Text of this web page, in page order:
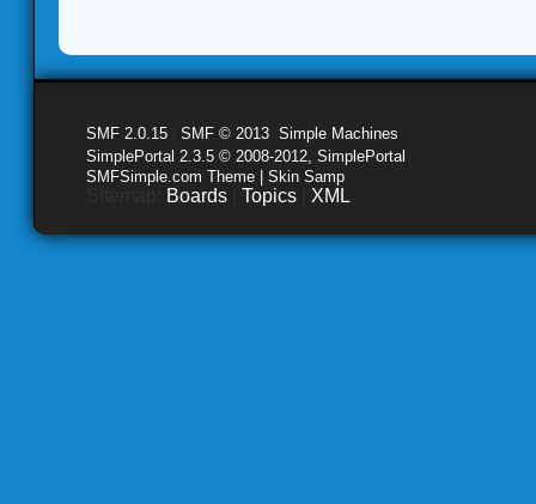
SMF 2.0.15 SMF © 2013 Simple Machines
SimplePortal 2.3.5 © 2008-2012, SimplePortal
SMFSimple.com Theme | Skin Samp
Boards Topics XML